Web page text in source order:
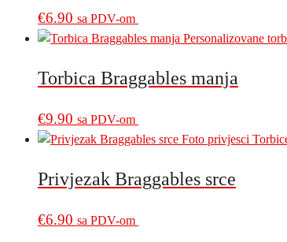
€6.90 sa PDV-om
Torbica Braggables manja
€9.90 sa PDV-om
Privjezak Braggables srce
€6.90 sa PDV-om